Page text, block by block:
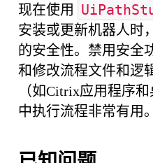
现在使用
安装或更新机器人时
的安全性。禁用安全
和修改流程文件和逻
（如Citrix应用程序和
中执行流程非常有用。